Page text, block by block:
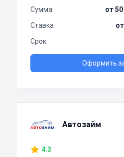
Сумма
от
Ставка
Срок
Оформить
Автозайм
4.3